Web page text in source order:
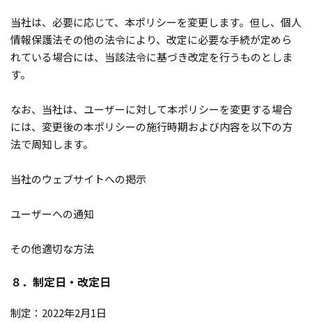
当社は、必要に応じて、本ポリシーを変更します。但し、個人
情報保護法その他の法令により、改定に必要な手続が定めら
れている場合には、当該法令に基づき改定を行うものとしま
す。
なお、当社は、ユーザーに対して本ポリシーを変更する場合
には、変更後の本ポリシーの施行時期および内容を以下の方
法で周知します。
当社のウェブサイトへの掲示
ユーザーへの通知
その他適切な方法
８．制定日・改定日
制定：2022年2月1日